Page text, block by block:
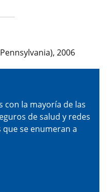
2006
con la mayoría de las
de salud y redes
se enumeran a